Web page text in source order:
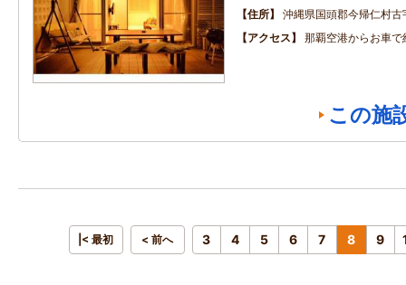
住所
沖縄県国頭郡今帰仁村古
アクセス
那覇空港からお車で
この施
|< 最初 < 前へ 3 4 5 6 7 8 9